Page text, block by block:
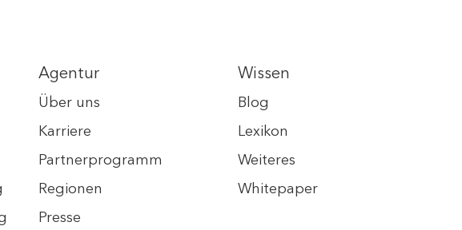
Agentur
Über uns
Karriere
Partnerprogramm
Regionen
Presse
Wissen
Blog
Lexikon
Weiteres
Whitepaper